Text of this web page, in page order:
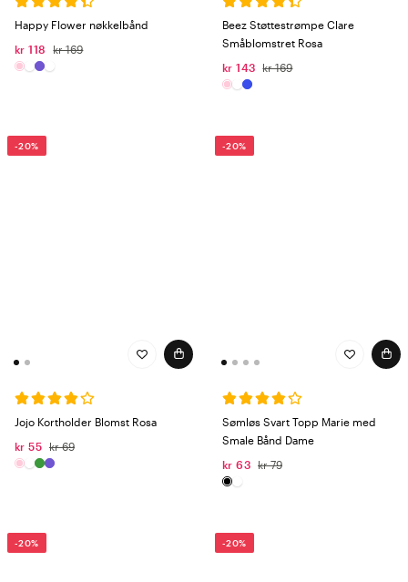
Happy Flower nøkkelbånd
kr 118
kr 169
Beez Støttestrømpe Clare
Småblomstret Rosa
kr 143
kr 169
-20%
Jojo Kortholder Blomst Rosa
kr 55 kr 69
-20%
Sømløs Svart Topp Marie med
Smale Bånd Dame
kr 63 kr 79
-20% -20%